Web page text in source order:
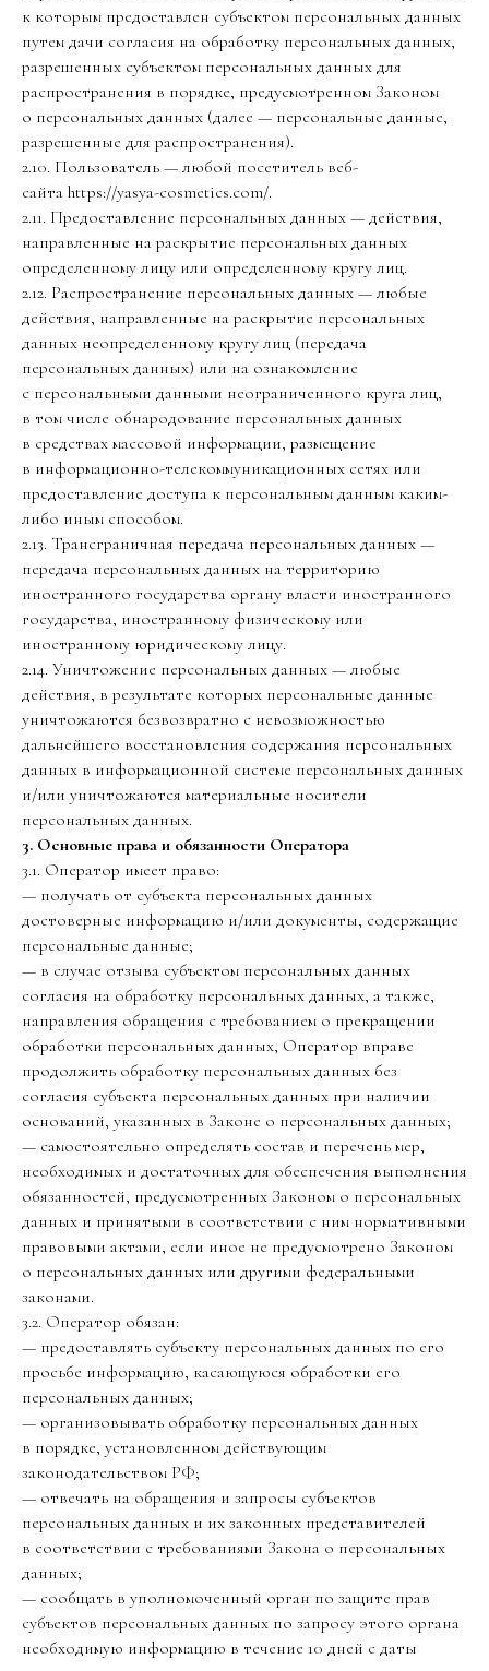
к которым предоставлен субъектом персональных данных
путем дачи согласия на обработку персональных данных,
разрешенных субъектом персональных данных для
распространения в порядке, предусмотренном Законом
о персональных данных (далее — персональные данные,
разрешенные для распространения).
2.10. Пользователь — любой посетитель веб-
сайта https://yasya-cosmetics.com/.
2.11. Предоставление персональных данных — действия,
направленные на раскрытие персональных данных
определенному лицу или определенному кругу лиц.
2.12. Распространение персональных данных — любые
действия, направленные на раскрытие персональных
данных неопределенному кругу лиц (передача
персональных данных) или на ознакомление
с персональными данными неограниченного круга лиц,
в том числе обнародование персональных данных
в средствах массовой информации, размещение
в информационно-телекоммуникационных сетях или
предоставление доступа к персональным данным каким-
либо иным способом.
2.13. Трансграничная передача персональных данных —
передача персональных данных на территорию
иностранного государства органу власти иностранного
государства, иностранному физическому или
иностранному юридическому лицу.
2.14. Уничтожение персональных данных — любые
действия, в результате которых персональные данные
уничтожаются безвозвратно с невозможностью
дальнейшего восстановления содержания персональных
данных в информационной системе персональных данных
и/или уничтожаются материальные носители
персональных данных.
3. Основные права и обязанности Оператора
3.1. Оператор имеет право:
— получать от субъекта персональных данных
достоверные информацию и/или документы, содержащие
персональные данные;
— в случае отзыва субъектом персональных данных
согласия на обработку персональных данных, а также,
направления обращения с требованием о прекращении
обработки персональных данных, Оператор вправе
продолжить обработку персональных данных без
согласия субъекта персональных данных при наличии
оснований, указанных в Законе о персональных данных;
— самостоятельно определять состав и перечень мер,
необходимых и достаточных для обеспечения выполнения
обязанностей, предусмотренных Законом о персональных
данных и принятыми в соответствии с ним нормативными
правовыми актами, если иное не предусмотрено Законом
о персональных данных или другими федеральными
законами.
3.2. Оператор обязан:
— предоставлять субъекту персональных данных по его
просьбе информацию, касающуюся обработки его
персональных данных;
— организовывать обработку персональных данных
в порядке, установленном действующим
законодательством РФ;
— отвечать на обращения и запросы субъектов
персональных данных и их законных представителей
в соответствии с требованиями Закона о персональных
данных;
— сообщать в уполномоченный орган по защите прав
субъектов персональных данных по запросу этого органа
необходимую информацию в течение 10 дней с даты